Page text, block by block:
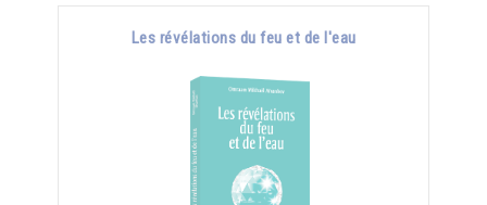
Les révélations du feu et de l'eau